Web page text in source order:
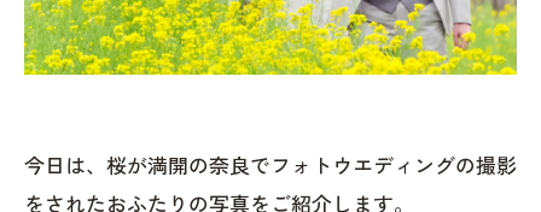
今日は、桜が満開の奈良でフォトウエディングの撮影
をされたおふたりの写真をご紹介します。